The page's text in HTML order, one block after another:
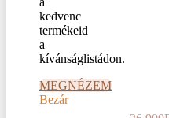
kedvenc
termékeid
a
kívánságlistádon.
MEGNÉZEM
Bezár